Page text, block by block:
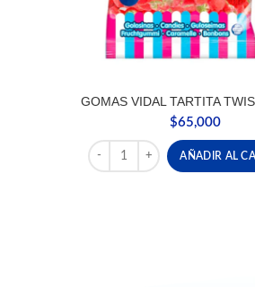
GOMAS VIDAL TARTITA
$65,000
GOMAS VIDAL TARTITA
AÑADIR AL